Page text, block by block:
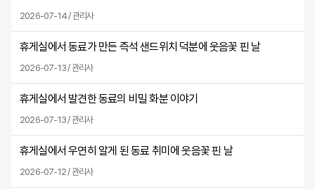
2026-07-14 / 관리사
휴게실에서 동료가 만든 즉석 샌드위치 덕분에 웃음꽃 핀 날
2026-07-13 / 관리사
휴게실에서 발견한 동료의 비밀 화분 이야기
2026-07-13 / 관리사
휴게실에서 우연히 알게 된 동료 취미에 웃음꽃 핀 날
2026-07-12 / 관리사